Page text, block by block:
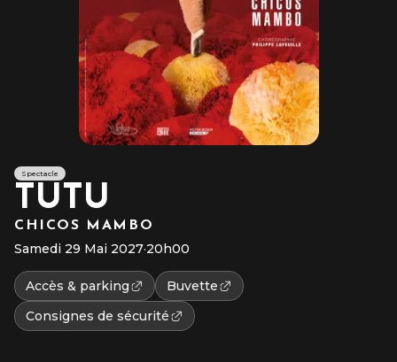
Spectacle
TUTU
CHICOS MAMBO
Samedi 29 Mai 2027·20h00
Accès & parking
Buvette
Consignes de sécurité